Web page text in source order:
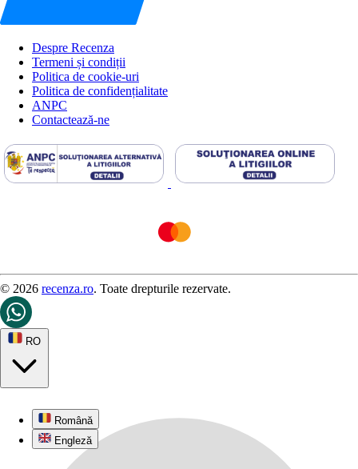
Despre Recenza
Termeni și condiții
Politica de cookie-uri
Politica de confidențialitate
ANPC
Contactează-ne
© 2026 recenza.ro. Toate drepturile rezervate.
RO
Română
Engleză